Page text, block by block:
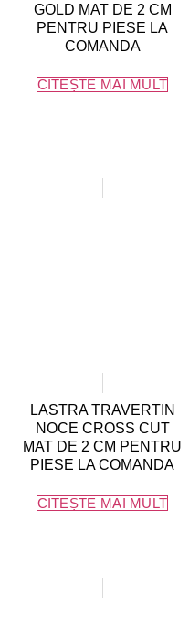
GOLD MAT DE 2 CM
PENTRU PIESE LA
COMANDA
CITEȘTE MAI MULT
LASTRA TRAVERTIN
NOCE CROSS CUT
MAT DE 2 CM PENTRU
PIESE LA COMANDA
CITEȘTE MAI MULT